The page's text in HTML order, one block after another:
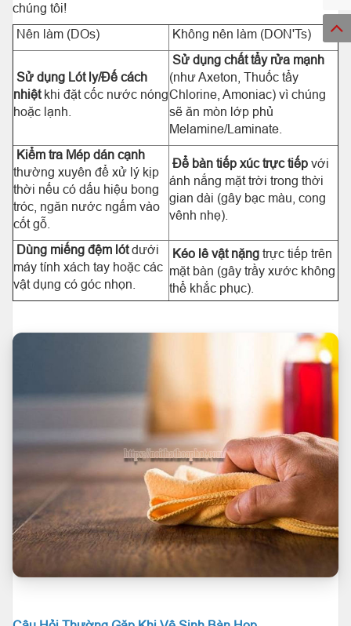
chúng tôi!
Nên làm (DOs)
Không nên làm (DON'Ts)
Sử dụng Lót ly/Đế cách
nhiệtkhi đặt cốc nước nóng
hoặc lạnh.
Sử dụng chất tẩy rửa mạnh
(như Axeton, Thuốc tẩy
Chlorine, Amoniac) vì chúng
sẽ ăn mòn lớp phủ
Melamine/Laminate.
Kiểm tra Mép dán cạnh
thường xuyên để xử lý kịp
thời nếu có dấu hiệu bong
tróc, ngăn nước ngấm vào
cốt gỗ.
Để bàn tiếp xúc trực tiếp với
ánh nắng mặt trời trong thời
gian dài (gây bạc màu, cong
vênh nhẹ).
Dùng miếng đệm lótdưới
máy tính xách tay hoặc các
vật dụng có góc nhọn.
Kéo lê vật nặng trực tiếp trên
mặt bàn (gây trầy xước không
thể khắc phục).